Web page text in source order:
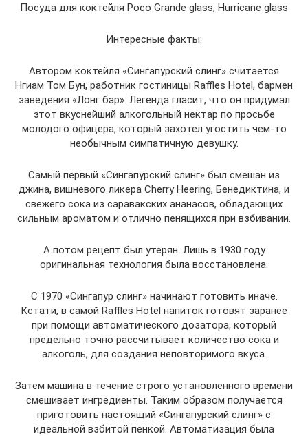
Посуда для коктейля Poco Grande glass, Hurricane glass
Интересные факты:
Автором коктейля «Сингапурский слинг» считается
Нгиам Том Бун, работник гостиницы Raffles Hotel, бармен
заведения «Лонг бар». Легенда гласит, что он придумал
этот вкуснейший алкогольный нектар по просьбе
молодого офицера, который захотел угостить чем-то
необычным симпатичную девушку.
Самый первый «Сингапурский слинг» был смешан из
джина, вишневого ликера Cherry Heering, Бенедиктина, и
свежего сока из саравакских ананасов, обладающих
сильным ароматом и отлично пенящихся при взбивании.
А потом рецепт был утерян. Лишь в 1930 году
оригинальная технология была восстановлена.
С 1970 «Сингапур слинг» начинают готовить иначе.
Кстати, в самой Raffles Hotel напиток готовят заранее
при помощи автоматического дозатора, который
предельно точно рассчитывает количество сока и
алкоголь, для создания неповторимого вкуса.
Затем машина в течение строго установленного времени
смешивает ингредиенты. Таким образом получается
приготовить настоящий «Сингапурский слинг» с
идеальной взбитой пенкой. Автоматизация была